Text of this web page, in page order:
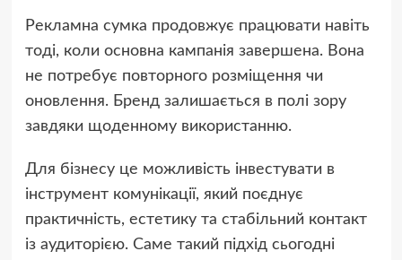
Рекламна сумка продовжує працювати навіть
тоді, коли основна кампанія завершена. Вона
не потребує повторного розміщення чи
оновлення. Бренд залишається в полі зору
завдяки щоденному використанню.
Для бізнесу це можливість інвестувати в
інструмент комунікації, який поєднує
практичність, естетику та стабільний контакт
із аудиторією. Саме такий підхід сьогодні